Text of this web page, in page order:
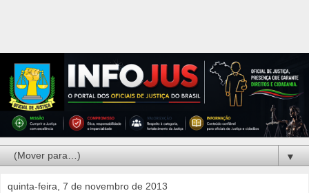
▼
quinta-feira, 7 de novembro de 2013